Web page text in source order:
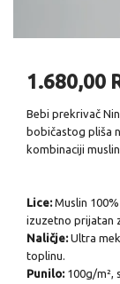
1.680,00
Bebi prekrivač
bobičastog pliša
kombinaciji
Lice: Muslin
izuzetno prijatan
Naličje: Ultra
toplinu.
Punilo: 100g/m²,